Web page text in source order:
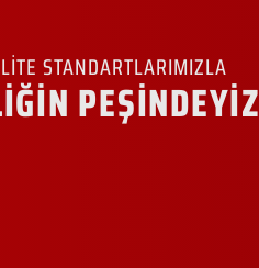
STANDARTLARIMIZLA
PEŞİNDEYİZ